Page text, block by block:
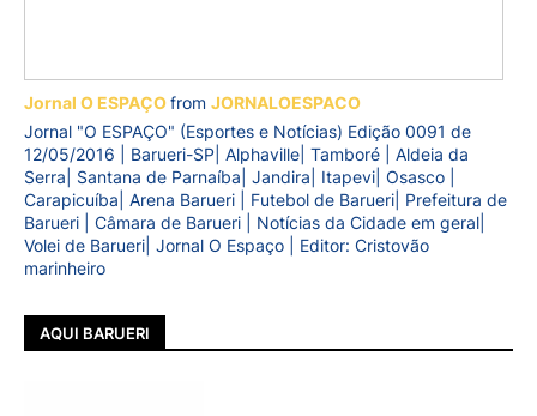
Jornal O ESPAÇOfrom JORNALOESPACO
Jornal "O ESPAÇO" (Esportes e Notícias) Edição 0091 de
12/05/2016 | Barueri-SP| Alphaville| Tamboré | Aldeia da
Serra| Santana de Parnaíba| Jandira| Itapevi| Osasco |
Carapicuíba| Arena Barueri | Futebol de Barueri| Prefeitura de
Barueri | Câmara de Barueri | Notícias da Cidade em geral|
Volei de Barueri| Jornal O Espaço | Editor: Cristovão
marinheiro
AQUI BARUERI